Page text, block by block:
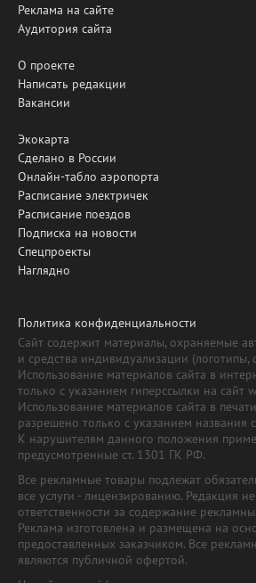
Реклама на сайте
Аудитория сайта
О проекте
Написать редакции
Вакансии
Экокарта
Сделано в России
Онлайн-табло аэропорта
Расписание электричек
Расписание поездов
Подписка на новости
Спецпроекты
Наглядно
Политика конфиденциальности
Сайт содержит материалы, охраняемые
и средства индивидуализации
Использование материалов сайта в
только с указанием гиперссылки на сайт
Использование материалов сайта в
разрешено только с указанием названия
К нарушителям данного положения
предусмотренные ст. 1301 ГК РФ.
Все рекламные товары подлежат
все услуги - лицензированию. Редакция
ответственности за содержание
Реклама изготовлена и размещена на
предоставленных заказчиком. Все
являются публичной офертой.